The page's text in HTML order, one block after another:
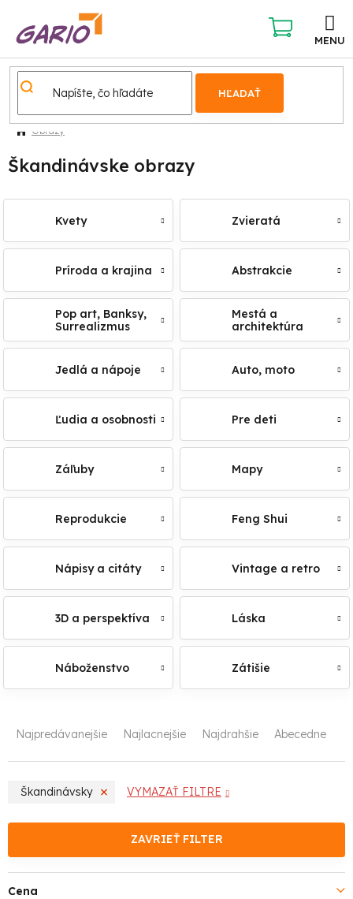
obsah
HĽADAŤ
NÁKUPNÝ
KOŠÍK
Obrazy
Škandinávske obrazy
Kvety Zvieratá
Príroda a krajina Abstrakcie
Pop art, Banksy,
Surrealizmus
Mestá a
architektúra
Jedlá a nápoje Auto, moto
Ľudia a osobnosti Pre deti
Záľuby Mapy
Reprodukcie Feng Shui
Nápisy a citáty Vintage a retro
3D a perspektíva Láska
Náboženstvo Zátišie
R
i
Najpredávanejšie Najlacnejšie Najdrahšie Abecedne
Škandinávsky VYMAZAŤ FILTRE
ZAVRIEŤ FILTER
Cena